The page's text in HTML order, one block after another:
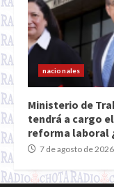
nacionales
Ministerio de
tendrá a cargo
reforma laboral
7 de agosto de 2026